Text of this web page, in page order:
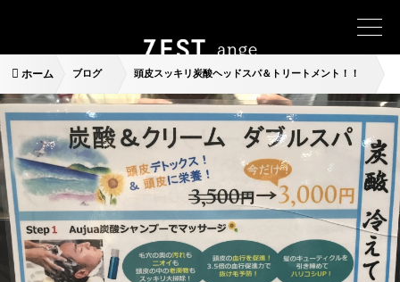
ホーム ブログ 頭皮スッキリ炭酸ヘッドスパ＆トリートメント！！